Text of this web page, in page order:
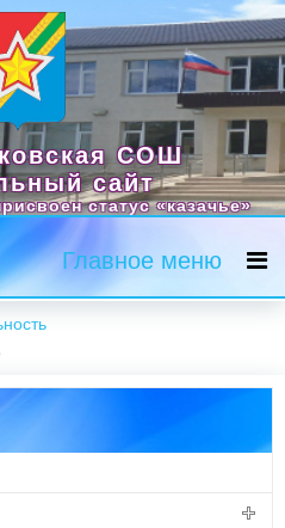
СОШ
сайт
статус «казачье»
Главное меню